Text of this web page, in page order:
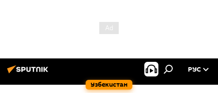
Узбекистан
РУС